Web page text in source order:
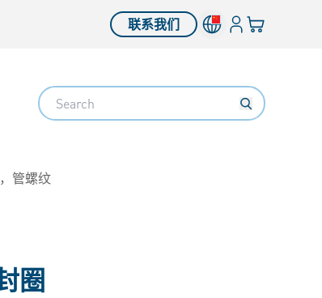
联系我们 登入您的购物车
Search
管螺纹
圈